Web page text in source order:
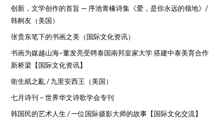
创新，文学创作的首旨 — 序池青橡诗集《爱，是你永远的领地》/
韩舸友（美国）
张贵东笔下的书画之美（国际文化资讯）
书画为媒越山海–董发亮受聘泰国南邦皇家大学 搭建中泰美育合作
新桥梁【国际文化资讯】
衛生紙之亂 / 九里安西王（美国）
七月诗刊 – 世界华文诗歌学会专刊
韩国民的艺术人生 / 一位国际摄影大师的故事【国际文化交流】